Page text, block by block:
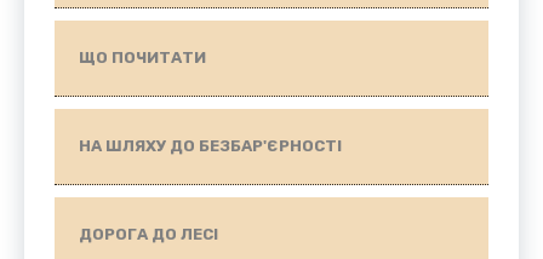
ЩО ПОЧИТАТИ
НА ШЛЯХУ ДО БЕЗБАР'ЄРНОСТІ
ДОРОГА ДО ЛЕСІ